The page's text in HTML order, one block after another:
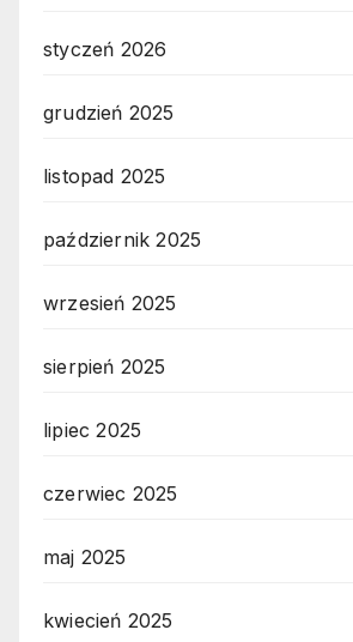
styczeń 2026
grudzień 2025
listopad 2025
październik 2025
wrzesień 2025
sierpień 2025
lipiec 2025
czerwiec 2025
maj 2025
kwiecień 2025